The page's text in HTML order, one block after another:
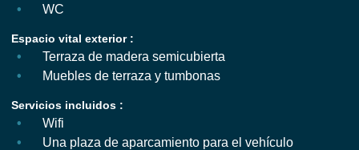
WC
Espacio vital exterior :
Terraza de madera semicubierta
Muebles de terraza y tumbonas
Servicios incluidos :
Wifi
Una plaza de aparcamiento para el vehículo